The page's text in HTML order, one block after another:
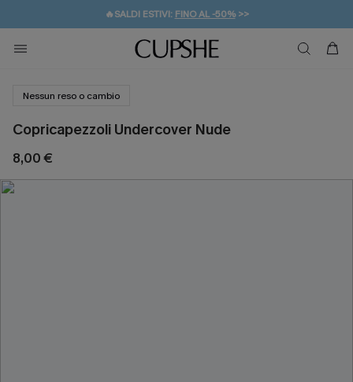
🔥SALDI ESTIVI: FINO AL -50%>>
🚚SPEDIZIONE GRATUITA DA 49€
💌REGALO PER I NUOVI: 20% DI SCONTO*
Nessun reso o cambio
Copricapezzoli Undercover Nude
8,00 €